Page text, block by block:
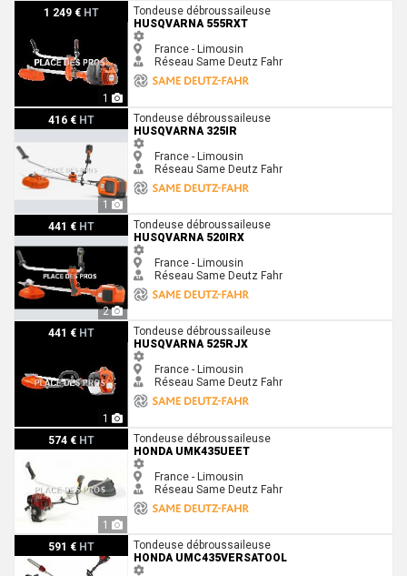
1 249 € HT
1
Husqvarna 555RXT
Tondeuse débroussaileuse
HUSQVARNA 555RXT
France - Limousin
Réseau Same Deutz Fahr
416 € HT
1
Husqvarna 325iR
Tondeuse débroussaileuse
HUSQVARNA 325IR
France - Limousin
Réseau Same Deutz Fahr
441 € HT
2
Husqvarna 520iRX
Tondeuse débroussaileuse
HUSQVARNA 520IRX
France - Limousin
Réseau Same Deutz Fahr
441 € HT
1
Husqvarna 525RJX
Tondeuse débroussaileuse
HUSQVARNA 525RJX
France - Limousin
Réseau Same Deutz Fahr
574 € HT
1
Honda UMK435UEET
Tondeuse débroussaileuse
HONDA UMK435UEET
France - Limousin
Réseau Same Deutz Fahr
591 € HT
Honda UMC435VersatoolTondeuse débroussaileuse
HONDA UMC435VERSATOOL